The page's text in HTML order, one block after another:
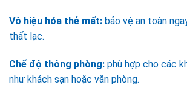
Vô hiệu hóa thẻ mất: bảo vệ an toàn
thất lạc.
Chế độ thông phòng: phù hợp cho các
như khách sạn hoặc văn phòng.